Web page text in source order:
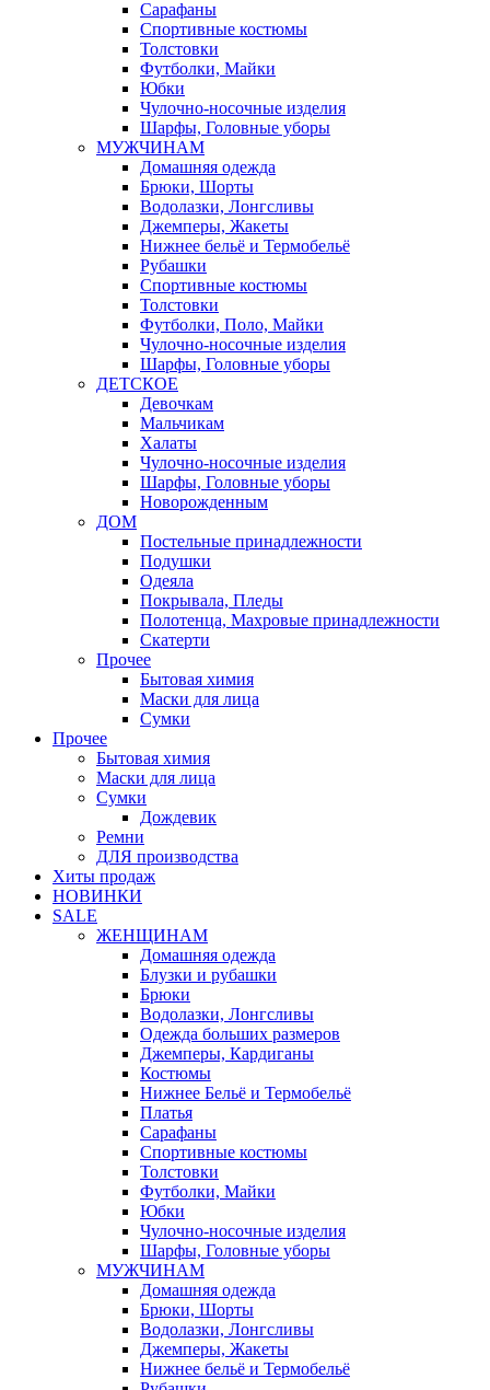
Сарафаны
Спортивные костюмы
Толстовки
Футболки, Майки
Юбки
Чулочно-носочные изделия
Шарфы, Головные уборы
МУЖЧИНАМ
Домашняя одежда
Брюки, Шорты
Водолазки, Лонгсливы
Джемперы, Жакеты
Нижнее бельё и Термобельё
Рубашки
Спортивные костюмы
Толстовки
Футболки, Поло, Майки
Чулочно-носочные изделия
Шарфы, Головные уборы
ДЕТСКОЕ
Девочкам
Мальчикам
Халаты
Чулочно-носочные изделия
Шарфы, Головные уборы
Новорожденным
ДОМ
Постельные принадлежности
Подушки
Одеяла
Покрывала, Пледы
Полотенца, Махровые принадлежности
Скатерти
Прочее
Бытовая химия
Маски для лица
Сумки
Прочее
Бытовая химия
Маски для лица
Сумки
Дождевик
Ремни
ДЛЯ производства
Хиты продаж
НОВИНКИ
SALE
ЖЕНЩИНАМ
Домашняя одежда
Блузки и рубашки
Брюки
Водолазки, Лонгсливы
Одежда больших размеров
Джемперы, Кардиганы
Костюмы
Нижнее Бельё и Термобельё
Платья
Сарафаны
Спортивные костюмы
Толстовки
Футболки, Майки
Юбки
Чулочно-носочные изделия
Шарфы, Головные уборы
МУЖЧИНАМ
Домашняя одежда
Брюки, Шорты
Водолазки, Лонгсливы
Джемперы, Жакеты
Нижнее бельё и Термобельё